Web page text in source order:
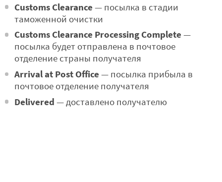
Customs Clearance — посылка в стадии
таможенной очистки
Customs Clearance Processing Complete —
посылка будет отправлена в почтовое
отделение страны получателя
Arrival at Post Office — посылка прибыла в
почтовое отделение получателя
Delivered — доставлено получателю